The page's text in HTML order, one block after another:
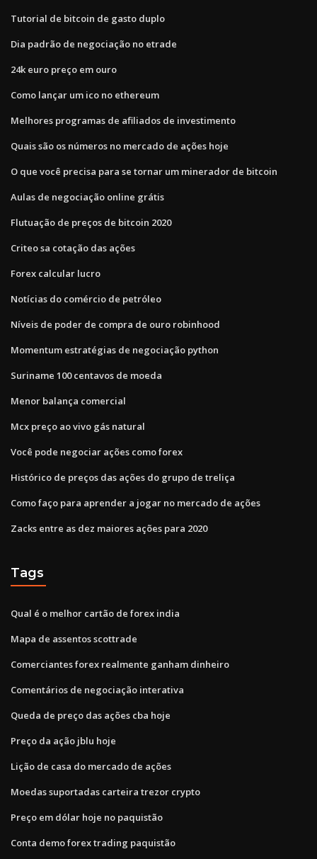
Tutorial de bitcoin de gasto duplo
Dia padrão de negociação no etrade
24k euro preço em ouro
Como lançar um ico no ethereum
Melhores programas de afiliados de investimento
Quais são os números no mercado de ações hoje
O que você precisa para se tornar um minerador de bitcoin
Aulas de negociação online grátis
Flutuação de preços de bitcoin 2020
Criteo sa cotação das ações
Forex calcular lucro
Notícias do comércio de petróleo
Níveis de poder de compra de ouro robinhood
Momentum estratégias de negociação python
Suriname 100 centavos de moeda
Menor balança comercial
Mcx preço ao vivo gás natural
Você pode negociar ações como forex
Histórico de preços das ações do grupo de treliça
Como faço para aprender a jogar no mercado de ações
Zacks entre as dez maiores ações para 2020
Tags
Qual é o melhor cartão de forex india
Mapa de assentos scottrade
Comerciantes forex realmente ganham dinheiro
Comentários de negociação interativa
Queda de preço das ações cba hoje
Preço da ação jblu hoje
Lição de casa do mercado de ações
Moedas suportadas carteira trezor crypto
Preço em dólar hoje no paquistão
Conta demo forex trading paquistão